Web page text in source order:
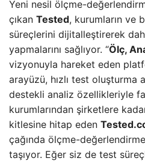
Yeni nesil ölçme-
çıkan Tested, kurumların ve
süreçlerini dijitalleştirerek
yapmalarını sağlıyor. “Ölç,
vizyonuyla hareket eden
arayüzü, hızlı test oluşturma
destekli analiz özellikleriyle
kurumlarından şirketlere
kitlesine hitap eden
çağında ölçme-
taşıyor. Eğer siz de test